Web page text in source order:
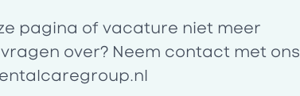
pagina of vacature niet meer
over? Neem contact met ons